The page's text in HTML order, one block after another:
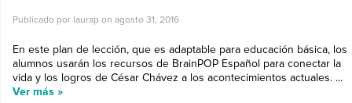
Publicado por laurap on agosto 31, 2016
En este plan de lección, que es adaptable para educación básica, los
alumnos usarán los recursos de BrainPOP Español para conectar la
vida y los logros de César Chávez a los acontecimientos actuales. ...
Ver más »